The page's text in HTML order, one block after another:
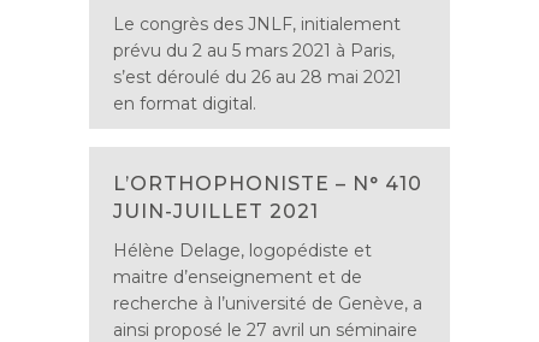
Le congrès des JNLF, initialement
prévu du 2 au 5 mars 2021 à Paris,
s’est déroulé du 26 au 28 mai 2021
en format digital.
L’ORTHOPHONISTE – N° 410
JUIN-JUILLET 2021
Hélène Delage, logopédiste et
maitre d’enseignement et de
recherche à l’université de Genève, a
ainsi proposé le 27 avril un séminaire